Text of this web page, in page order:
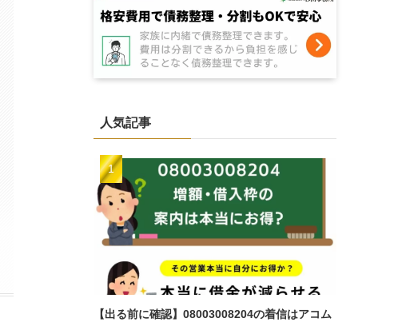
人気記事
【出る前に確認】08003008204の着信はアコム